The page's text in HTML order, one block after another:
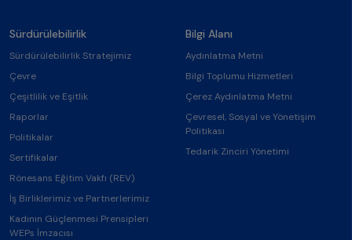
Sürdürülebilirlik
Sürdürülebilirlik Stratejimiz
Çevre
Çeşitlilik ve Eşitlik
Raporlar
Politikalar
Sertifikalar
Rönesans Eğitim Vakfı (REV)
İş Birliklerimiz ve Partnerlerimiz
Kadının Güçlenmesi Prensipleri
WEPs İmzacısı
Bilgi Alanı
Aydınlatma Metni
Bilgi Toplumu Hizmetleri
Çerez Aydınlatma Metni
Çevresel, Sosyal ve Yönetişim
Politikası
Tedarik Zinciri Yönetimi